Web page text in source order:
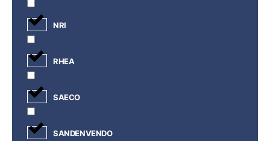
NRI
RHEA
SAECO
SANDENVENDO